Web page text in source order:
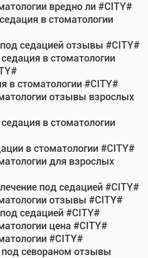
вредно ли #CITY#
в стоматологии
седацией отзывы #CITY#
в стоматологии
в стоматологии #CITY#
отзывы взрослых
в стоматологии
в стоматологии #CITY#
для взрослых
под седацией #CITY#
отзывы #CITY#
седацией #CITY#
цена #CITY#
#CITY#
под севораном отзывы